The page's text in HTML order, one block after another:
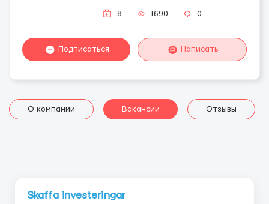
8 1690 0
Подписаться Написать
О компании Вакансии Отзывы
Skaffa investeringar